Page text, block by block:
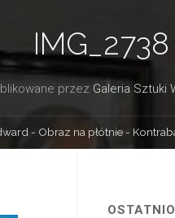
IMG_2738
przez Galeria Sztuki
- Obraz na płótnie -